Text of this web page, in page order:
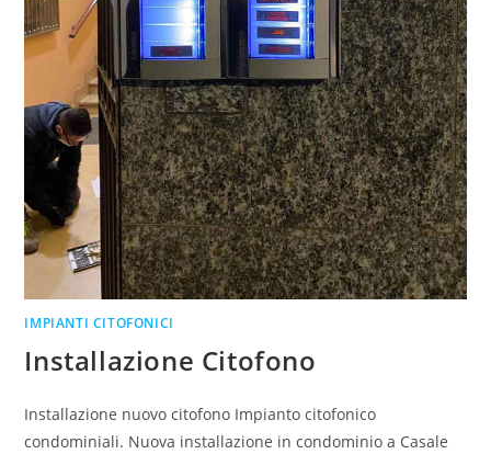
IMPIANTI CITOFONICI
Installazione Citofono
Installazione nuovo citofono Impianto citofonico
condominiali. Nuova installazione in condominio a Casale